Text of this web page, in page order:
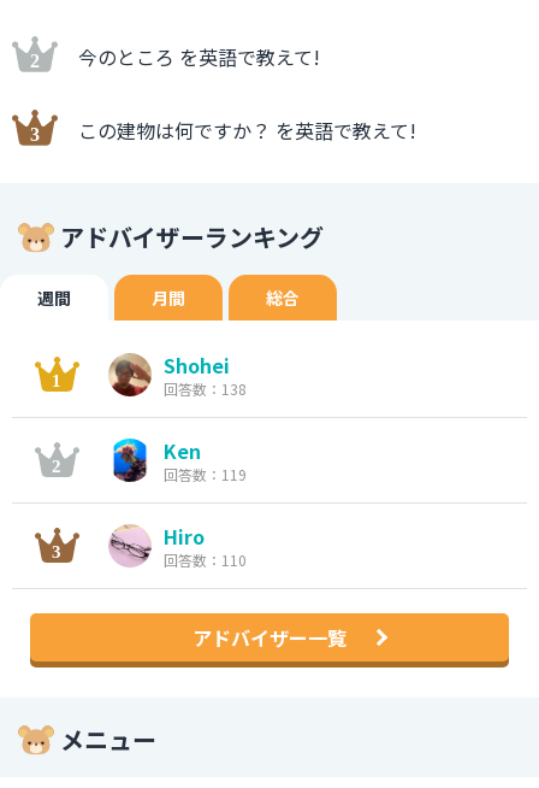
今のところ を英語で教えて!
この建物は何ですか？ を英語で教えて!
アドバイザーランキング
週間 月間 総合
Shohei
回答数：138
Ken
回答数：119
Hiro
回答数：110
アドバイザー一覧
メニュー